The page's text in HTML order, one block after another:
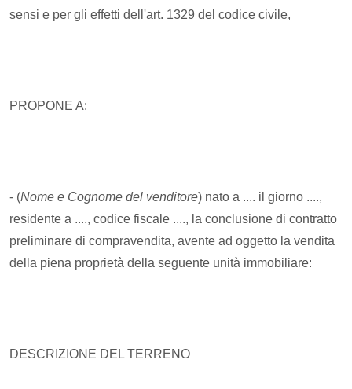
sensi e per gli effetti dell'art. 1329 del codice civile,
PROPONE A:
- (Nome e Cognome del venditore) nato a .... il giorno ....,
residente a ...., codice fiscale ...., la conclusione di contratto
preliminare di compravendita, avente ad oggetto la vendita
della piena proprietà della seguente unità immobiliare:
DESCRIZIONE DEL TERRENO